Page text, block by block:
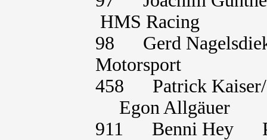
HMS Racing
98 Gerd
Motorsport
458 Patrick
Egon
911 Benni Hey